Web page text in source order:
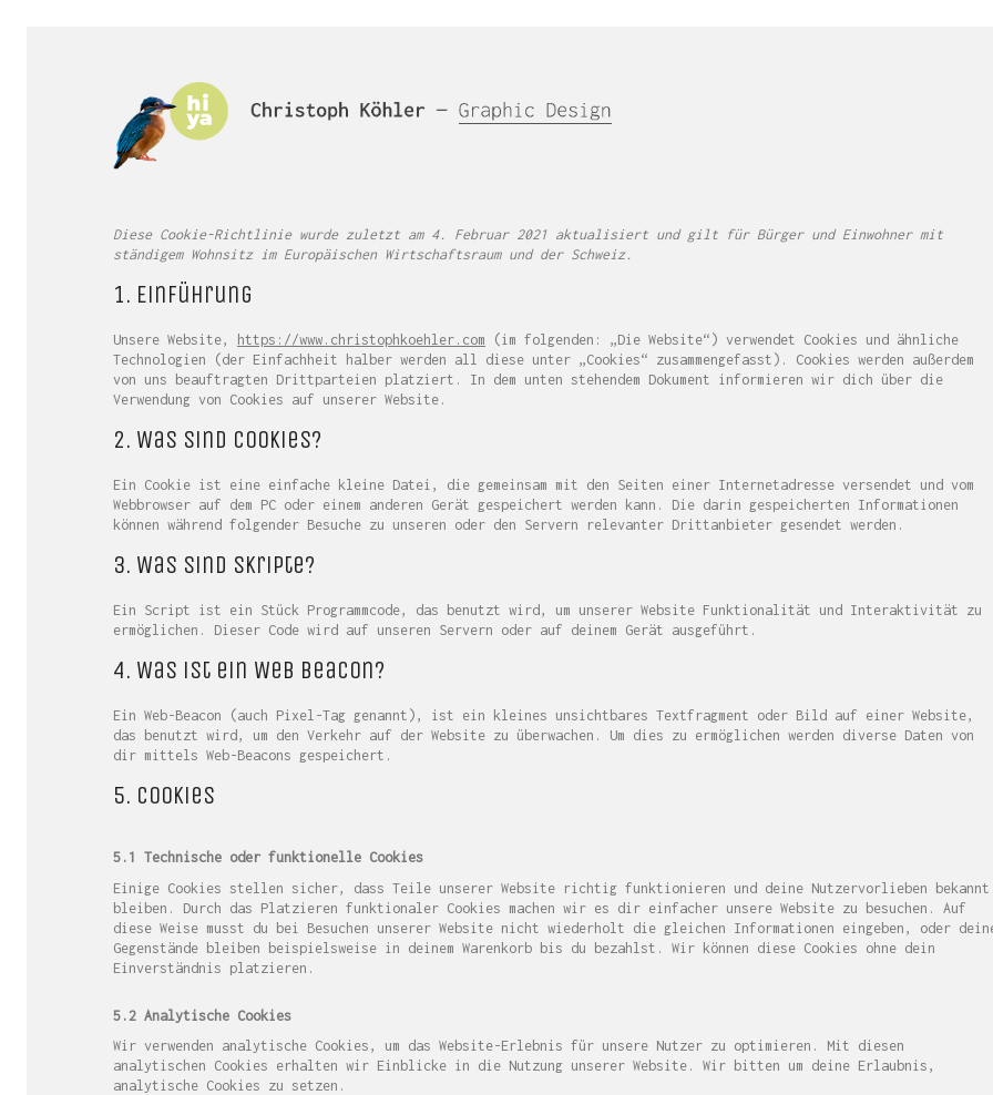
Diese Cookie-Richtlinie wurde zuletzt am 4. Februar 2021 aktualisiert und gilt für Bürger und Einwohner mit
ständigem Wohnsitz im Europäischen Wirtschaftsraum und der Schweiz.
1. Einführung
Unsere Website, https://www.christophkoehler.com (im folgenden: „Die Website“) verwendet Cookies und ähnliche
Technologien (der Einfachheit halber werden all diese unter „Cookies“ zusammengefasst). Cookies werden außerdem
von uns beauftragten Drittparteien platziert. In dem unten stehendem Dokument informieren wir dich über die
Verwendung von Cookies auf unserer Website.
2. Was sind Cookies?
Ein Cookie ist eine einfache kleine Datei, die gemeinsam mit den Seiten einer Internetadresse versendet und vom
Webbrowser auf dem PC oder einem anderen Gerät gespeichert werden kann. Die darin gespeicherten Informationen
können während folgender Besuche zu unseren oder den Servern relevanter Drittanbieter gesendet werden.
3. Was sind Skripte?
Ein Script ist ein Stück Programmcode, das benutzt wird, um unserer Website Funktionalität und Interaktivität zu
ermöglichen. Dieser Code wird auf unseren Servern oder auf deinem Gerät ausgeführt.
4. Was ist ein Web Beacon?
Ein Web-Beacon (auch Pixel-Tag genannt), ist ein kleines unsichtbares Textfragment oder Bild auf einer Website,
das benutzt wird, um den Verkehr auf der Website zu überwachen. Um dies zu ermöglichen werden diverse Daten von
dir mittels Web-Beacons gespeichert.
5. Cookies
5.1 Technische oder funktionelle Cookies
Einige Cookies stellen sicher, dass Teile unserer Website richtig funktionieren und deine Nutzervorlieben bekannt
bleiben. Durch das Platzieren funktionaler Cookies machen wir es dir einfacher unsere Website zu besuchen. Auf
diese Weise musst du bei Besuchen unserer Website nicht wiederholt die gleichen Informationen eingeben, oder
Gegenstände bleiben beispielsweise in deinem Warenkorb bis du bezahlst. Wir können diese Cookies ohne dein
Einverständnis platzieren.
5.2 Analytische Cookies
Wir verwenden analytische Cookies, um das Website-Erlebnis für unsere Nutzer zu optimieren. Mit diesen
analytischen Cookies erhalten wir Einblicke in die Nutzung unserer Website. Wir bitten um deine Erlaubnis,
analytische Cookies zu setzen.